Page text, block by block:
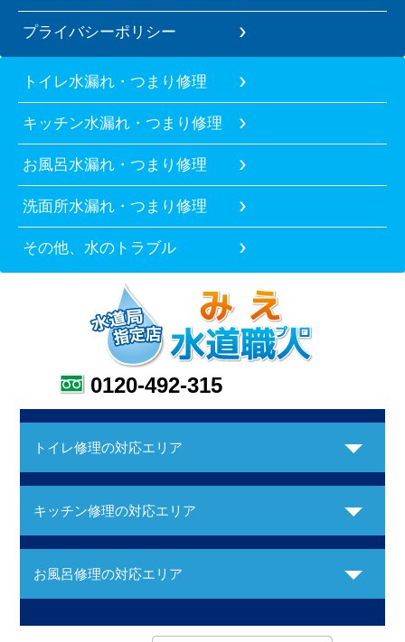
プライバシーポリシー
トイレ水漏れ・つまり修理
キッチン水漏れ・つまり修理
お風呂水漏れ・つまり修理
洗面所水漏れ・つまり修理
その他、水のトラブル
0120-492-315
トイレ修理の対応エリア
キッチン修理の対応エリア
お風呂修理の対応エリア